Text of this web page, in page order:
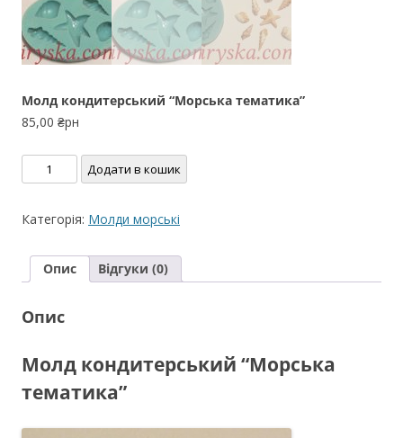
Молд кондитерський “Морська тематика”
85,00 ₴рн
Молд
кондитерський
тематика"
Додати в кошик
Категорія: Молди морські
Опис Відгуки (0)
Опис
Молд кондитерський “Морська
тематика”